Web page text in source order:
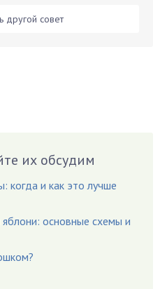
другой совет
их обсудим
когда и как это лучше
основные схемы и